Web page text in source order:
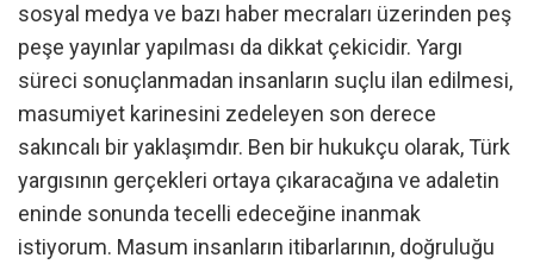
sosyal medya ve bazı haber mecraları üzerinden peş
peşe yayınlar yapılması da dikkat çekicidir. Yargı
süreci sonuçlanmadan insanların suçlu ilan edilmesi,
masumiyet karinesini zedeleyen son derece
sakıncalı bir yaklaşımdır. Ben bir hukukçu olarak, Türk
yargısının gerçekleri ortaya çıkaracağına ve adaletin
eninde sonunda tecelli edeceğine inanmak
istiyorum. Masum insanların itibarlarının, doğruluğu